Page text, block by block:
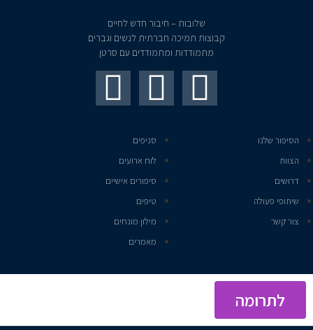
שלובות – חיבור חדש לחיים
קבוצות תמיכה חברתית לנשים וגברים
מתמודדות ומתמודדים עם סרטן
הסיפור שלנו
הצוות
דרושים
שיתופי פעולה
צור קשר
סניפים
לוח ארועים
סיפורים אישיים
טיפים
מילון מונחים
מאמרים
לתרומה